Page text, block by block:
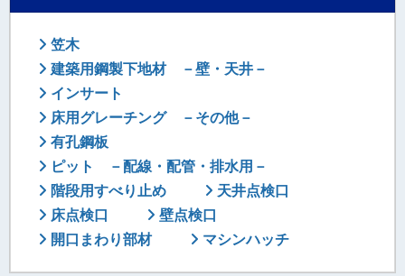
笠木
建築用鋼製下地材 －壁・天井－
インサート
床用グレーチング －その他－
有孔鋼板
ピット －配線・配管・排水用－
階段用すべり止め
天井点検口
床点検口
壁点検口
開口まわり部材
マシンハッチ